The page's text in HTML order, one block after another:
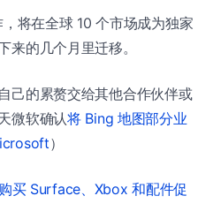
将在全球 10 个市场成为独家
来的几个月里迁移。
己的累赘交给其他合作伙伴或
微软确认将 Bing 地图部分业
）
买 Surface、Xbox 和配件促